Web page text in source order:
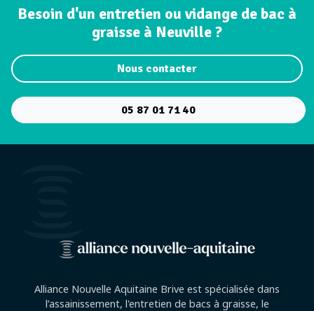
Besoin d'un entretien ou vidange de bac à
graisse à Neuville ?
Nous contacter
05 87 01 71 40
Alliance Nouvelle Aquitaine Brive est spécialisée dans
l’assainissement, l'entretien de bacs à graisse, le